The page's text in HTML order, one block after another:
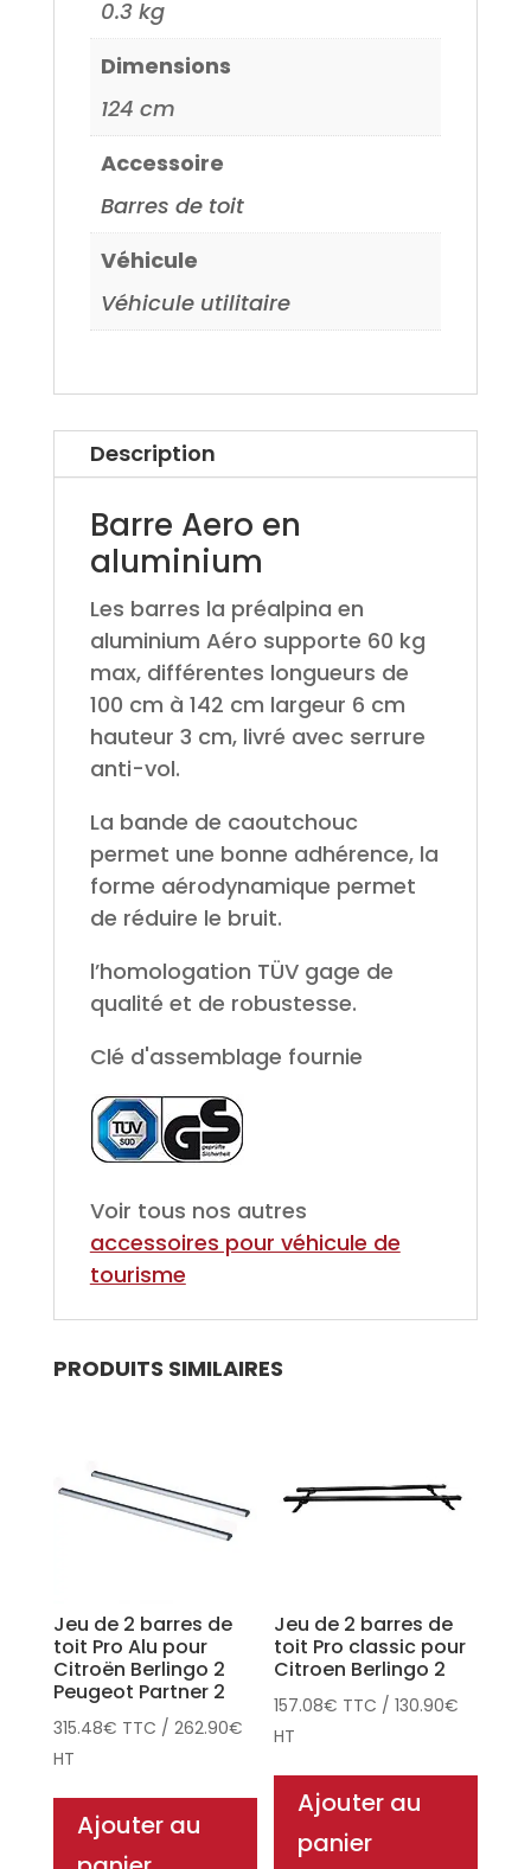
0.3 kg
Dimensions
124 cm
Accessoire
Barres de toit
Véhicule
Véhicule utilitaire
Description
Barre Aero en
aluminium
Les barres la préalpina en
aluminium Aéro supporte 60 kg
max, différentes longueurs de
100 cm à 142 cm largeur 6 cm
hauteur 3 cm, livré avec serrure
anti-vol.
La bande de caoutchouc
permet une bonne adhérence, la
forme aérodynamique permet
de réduire le bruit.
l’homologation TÜV gage de
qualité et de robustesse.
Clé d'assemblage fournie
Voir tous nos autres
accessoires pour véhicule de
tourisme
PRODUITS SIMILAIRES
Jeu de 2 barres de
toit Pro Alu pour
Citroën Berlingo 2
Peugeot Partner 2
315.48€ TTC / 262.90€
HT
Ajouter au
Jeu de 2 barres de
toit Pro classic pour
Citroen Berlingo 2
157.08€ TTC /130.90€
HT
Ajouter au
panier